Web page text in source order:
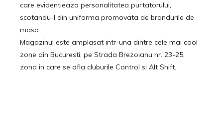
care evidentieaza personalitatea purtatorului,
scotandu-l din uniforma promovata de brandurile de
masa.
Magazinul este amplasat intr-una dintre cele mai cool
zone din Bucuresti, pe Strada Brezoianu nr. 23-25,
zona in care se afla cluburile Control si Alt Shift.